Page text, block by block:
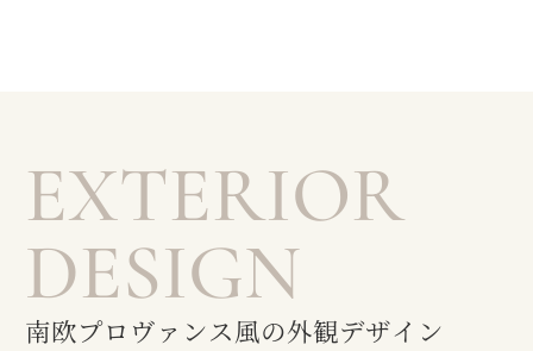
EXTERIOR
DESIGN
南欧プロヴァンス風の外観デザイン